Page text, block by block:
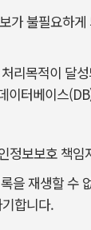
가 불필요하
리목적이 달
터베이스
보보호 책
을 재생할 수
합니다.